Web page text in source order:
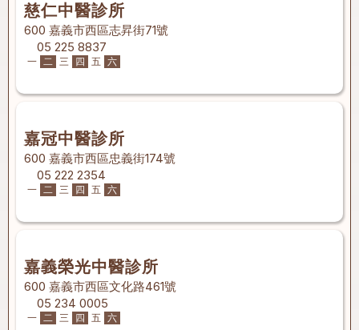
慈仁中醫診所
600 嘉義市西區志昇街71號
05 225 8837
一 二 三 四 五 六
嘉冠中醫診所
600 嘉義市西區忠義街174號
05 222 2354
一 二 三 四 五 六
嘉義榮光中醫診所
600 嘉義市西區文化路461號
05 234 0005
一 二 三 四 五 六